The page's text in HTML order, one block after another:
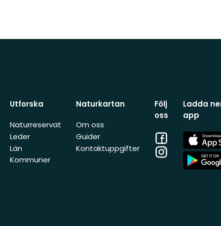
Utforska
Naturreservat
Leder
Län
Kommuner
Naturkartan
Om oss
Guider
Kontaktuppgifter
Följ
oss
Facebook
Instagram
Ladda
app
App
Store
App
Store